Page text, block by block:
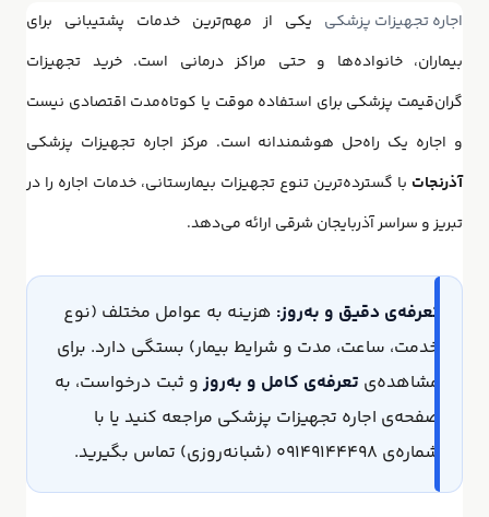
اجاره تجهیزات پزشکی یکی از مهم‌ترین خدمات پشتیبانی برای
بیماران، خانواده‌ها و حتی مراکز درمانی است. خرید تجهیزات
گران‌قیمت پزشکی برای استفاده موقت یا کوتاه‌مدت اقتصادی نیست
و اجاره یک راه‌حل هوشمندانه است. مرکز اجاره تجهیزات پزشکی
آذرنجات با گسترده‌ترین تنوع تجهیزات بیمارستانی، خدمات اجاره را در
تبریز و سراسر آذربایجان شرقی ارائه می‌دهد.
تعرفه‌ی دقیق و به‌روز: هزینه به عوامل مختلف (نوع
خدمت، ساعت، مدت و شرایط بیمار) بستگی دارد. برای
مشاهده‌ی تعرفه‌ی کامل و به‌روزو ثبت درخواست، به
صفحه‌ی اجاره تجهیزات پزشکی مراجعه کنید یا با
شماره‌ی ۰۹۱۴۹۱۴۴۴۹۸ (شبانه‌روزی) تماس بگیرید.